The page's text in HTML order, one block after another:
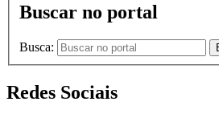
Buscar no portal
Busca:
Redes Sociais